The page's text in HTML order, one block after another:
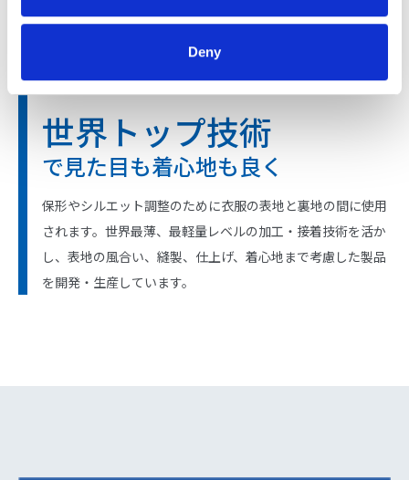
Deny
接着芯地
世界トップ技術
で見た目も着心地も良く
保形やシルエット調整のために衣服の表地と裏地の間に使用
されます。世界最薄、最軽量レベルの加工・接着技術を活か
し、表地の風合い、縫製、仕上げ、着心地まで考慮した製品
を開発・生産しています。